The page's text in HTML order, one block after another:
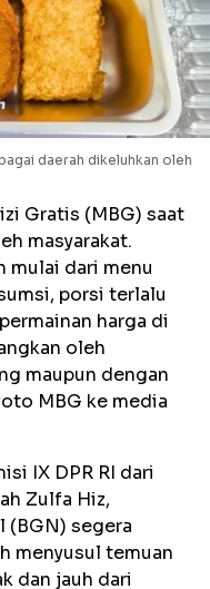
daerah dikeluhkan oleh
Gratis (MBG) saat
masyarakat.
mulai dari menu
porsi terlalu
harga di
oleh
maupun dengan
MBG ke media
IX DPR RI dari
Zulfa Hiz,
(BGN) segera
menyusul temuan
dan jauh dari